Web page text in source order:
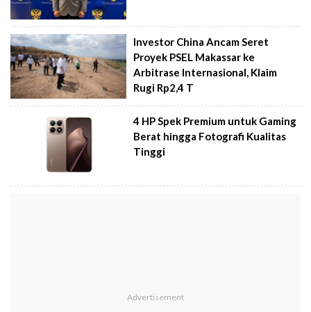
Investor China Ancam Seret
Proyek PSEL Makassar ke
Arbitrase Internasional, Klaim
Rugi Rp2,4 T
4 HP Spek Premium untuk Gaming
Berat hingga Fotografi Kualitas
Tinggi